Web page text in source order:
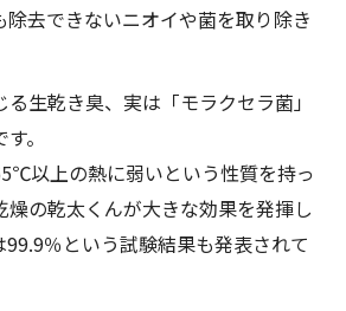
除去できないニオイや菌を取り除き
生乾き臭、実は「モラクセラ菌」
。
以上の熱に弱いという性質を持っ
燥の乾太くんが大きな効果を発揮し
99.9％という試験結果も発表されて